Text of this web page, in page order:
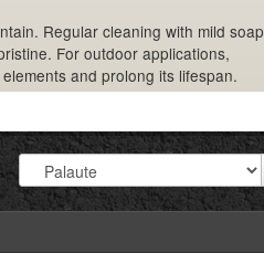
Regular cleaning with mild soap
For outdoor applications,
and prolong its lifespan.